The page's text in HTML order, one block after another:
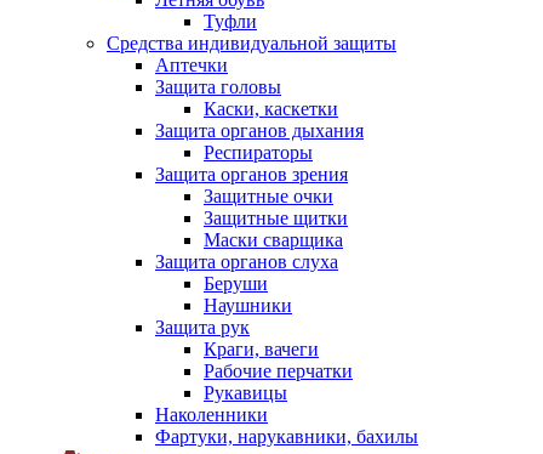
Туфли
Средства индивидуальной защиты
Аптечки
Защита головы
Каски, каскетки
Защита органов дыхания
Респираторы
Защита органов зрения
Защитные очки
Защитные щитки
Маски сварщика
Защита органов слуха
Беруши
Наушники
Защита рук
Краги, вачеги
Рабочие перчатки
Рукавицы
Наколенники
Фартуки, нарукавники, бахилы